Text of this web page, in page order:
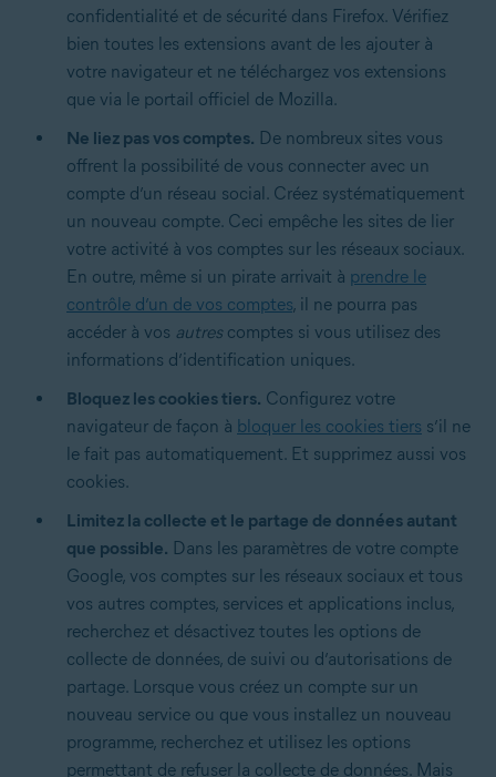
confidentialité et de sécurité dans Firefox. Vérifiez
bien toutes les extensions avant de les ajouter à
votre navigateur et ne téléchargez vos extensions
que via le portail officiel de Mozilla.
Ne liez pas vos comptes. De nombreux sites vous
offrent la possibilité de vous connecter avec un
compte d’un réseau social. Créez systématiquement
un nouveau compte. Ceci empêche les sites de lier
votre activité à vos comptes sur les réseaux sociaux.
En outre, même si un pirate arrivait à prendre le
contrôle d’un de vos comptes, il ne pourra pas
accéder à vos autrescomptes si vous utilisez des
informations d’identification uniques.
Bloquez les cookies tiers. Configurez votre
navigateur de façon à bloquer les cookies tiers s’il ne
le fait pas automatiquement. Et supprimez aussi vos
cookies.
Limitez la collecte et le partage de données autant
que possible. Dans les paramètres de votre compte
Google, vos comptes sur les réseaux sociaux et tous
vos autres comptes, services et applications inclus,
recherchez et désactivez toutes les options de
collecte de données, de suivi ou d’autorisations de
partage. Lorsque vous créez un compte sur un
nouveau service ou que vous installez un nouveau
programme, recherchez et utilisez les options
permettant de refuser la collecte de données. Mais